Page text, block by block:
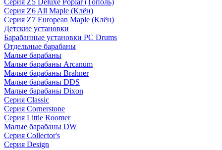
Серия Z5 Deluxe Poplar (Тополь)
Серия Z6 All Maple (Клён)
Серия Z7 European Maple (Клён)
Детские установки
Барабанные установки PC Drums
Отдельные барабаны
Малые барабаны
Малые барабаны Arcanum
Малые барабаны Brahner
Малые барабаны DDS
Малые барабаны Dixon
Серия Classic
Серия Cornerstone
Серия Little Roomer
Малые барабаны DW
Серия Collector's
Серия Design